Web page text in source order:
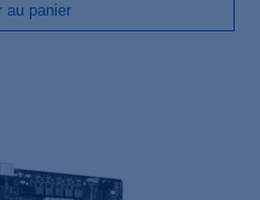
au panier